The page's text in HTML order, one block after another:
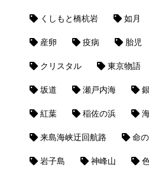
くしもと橋杭岩 如月
産卵 疫病 胎児
クリスタル 東京物語
坂道 瀬戸内海
紅葉 稲佐の浜
来島海峡迂回航路 命
岩子島 神峰山